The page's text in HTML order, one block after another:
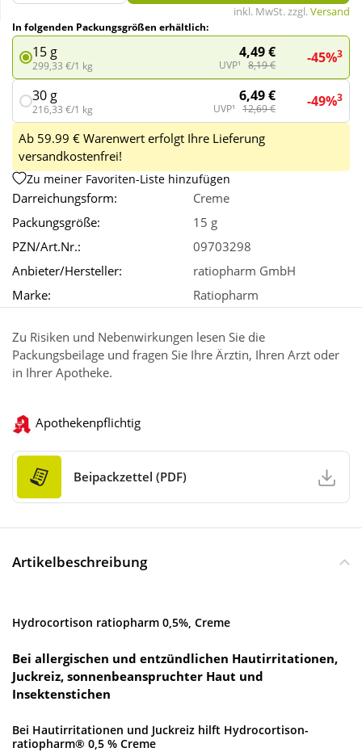
Wellness inkl. MwSt. zzgl.Versand
In folgenden Packungsgrößen erhältlich:
15 g
299,33 €/1 kg
4,49 €
UVP¹ 8,19 € -45%3
30 g
216,33 €/1 kg
6,49 €
UVP¹ 12,69 € -49%3
Ab 59.99 € Warenwert erfolgt Ihre Lieferung
versandkostenfrei!
Zu meiner Favoriten-Liste hinzufügen
Darreichungsform:
Creme
Packungsgröße:
15 g
PZN/Art.Nr.:
09703298
Anbieter/Hersteller:
ratiopharm GmbH
Marke:
Ratiopharm
Zu Risiken und Nebenwirkungen lesen Sie die
Packungsbeilage und fragen Sie Ihre Ärztin, Ihren Arzt oder
in Ihrer Apotheke.
Apothekenpflichtig
Beipackzettel (PDF)
Artikelbeschreibung
Hydrocortison ratiopharm 0,5%, Creme
Bei allergischen und entzündlichen Hautirritationen,
Juckreiz, sonnenbeanspruchter Haut und
Insektenstichen
Bei Hautirritationen und Juckreiz hilft Hydrocortison-
ratiopharm® 0,5 % Creme